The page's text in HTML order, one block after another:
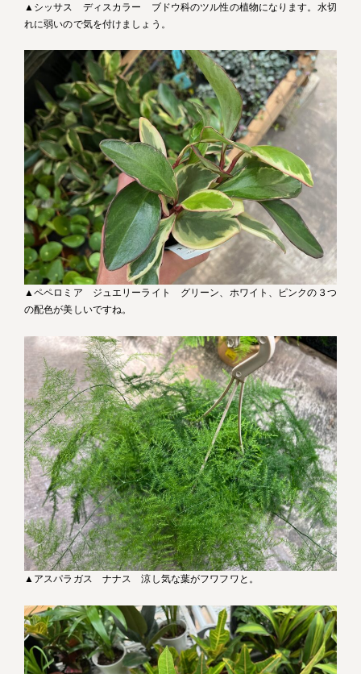
▲シッサス ディスカラー ブドウ科のツル性の植物になります。水切
れに弱いので気を付けましょう。
▲ペペロミア ジュエリーライト グリーン、ホワイト、ピンクの３つ
の配色が美しいですね。
▲アスパラガス ナナス 涼し気な葉がフワフワと。